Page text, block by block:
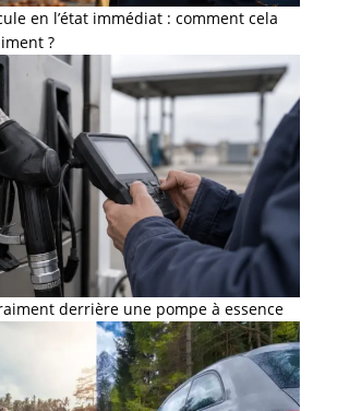
en l’état immédiat : comment cela
?
derrière une pompe à essence